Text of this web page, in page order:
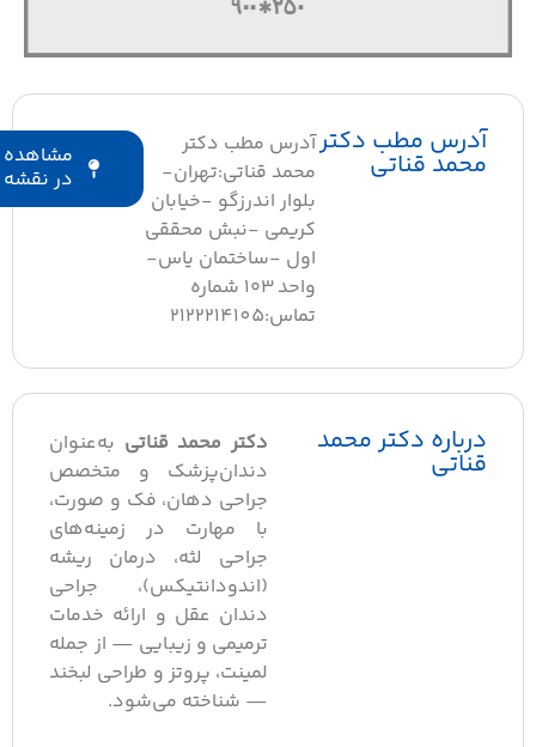
آدرس مطب دکتر
محمد قناتی
آدرس مطب دکتر
محمد قناتی:تهران-
بلوار اندرزگو -خیابان
کریمی -نبش محققی
اول -ساختمان یاس-
واحد ۱۰۳ شماره
تماس:2122214105
مشاهده
در نقشه
درباره دکتر محمد
قناتی
دکتر محمد قناتیبه‌عنوان
دندان‌پزشک و متخصص
جراحی دهان، فک و صورت،
با مهارت در زمینه‌های
جراحی لثه، درمان ریشه
(اندودانتیکس)، جراحی
دندان عقل و ارائه خدمات
ترمیمی و زیبایی — از جمله
لمینت، پروتز و طراحی لبخند
— شناخته می‌شود.